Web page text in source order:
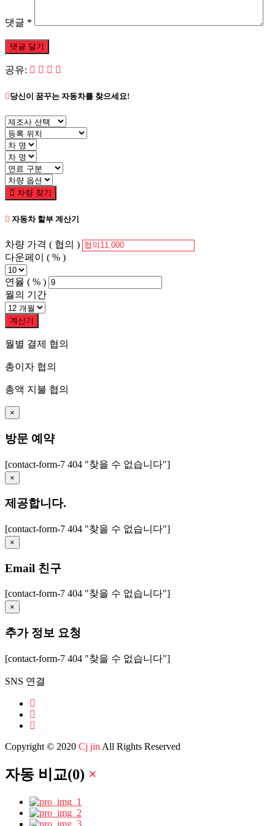
댓글 *
공유:
당신이 꿈꾸는 자동차를 찾으세요!
차량 찾기
자동차 할부 계산기
차량 가격 ( 협의 )
다운페이 ( % )
연율 ( % )
월의 기간
계산기
월별 결제 협의
총이자 협의
총액 지불 협의
×
방문 예약
[contact-form-7 404 "찾을 수 없습니다"]
×
제공합니다.
[contact-form-7 404 "찾을 수 없습니다"]
×
Email 친구
[contact-form-7 404 "찾을 수 없습니다"]
×
추가 정보 요청
[contact-form-7 404 "찾을 수 없습니다"]
SNS 연결
Copyright © 2020 Cj jin All Rights Reserved
자동 비교(0) ×